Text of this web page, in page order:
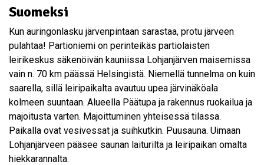
Suomeksi
Kun auringonlasku järvenpintaan sarastaa, protu järveen
pulahtaa! Partioniemi on perinteikäs partiolaisten
leirikeskus säkenöivän kauniissa Lohjanjärven maisemissa
vain n. 70 km päässä Helsingistä. Niemellä tunnelma on kuin
saarella, sillä leiripaikalta avautuu upea järvinäköala
kolmeen suuntaan. Alueella Päätupa ja rakennus ruokailua ja
majoitusta varten. Majoittuminen yhteisessä tilassa.
Paikalla ovat vesivessat ja suihkutkin. Puusauna. Uimaan
Lohjanjärveen pääsee saunan laiturilta ja leiripaikan omalta
hiekkarannalta.